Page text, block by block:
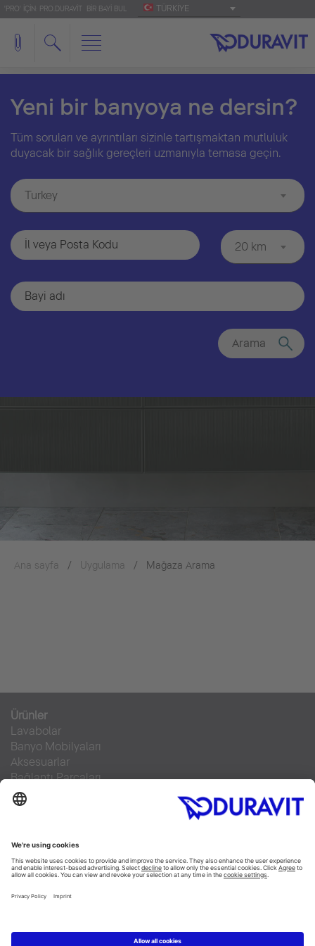
'PRO' IÇIN: PRO.DURAVIT BIR BAYI BUL TÜRKIYE
Yeni bir banyoya ne dersin?
Tüm soruları ve ayrıntıları sizinle tartışmaktan mutluluk
duyacak bir sağlık gereçleri uzmanıyla temasa geçin.
Turkey
20 km
Arama
Ana sayfa Uygulama Mağaza Arama
Ürünler
Lavabolar
Banyo Mobilyaları
Aksesuarlar
Bağlantı Parçaları
Klozetler
Küvetler
Servis Hizmeti
Malzeme Bilgisi